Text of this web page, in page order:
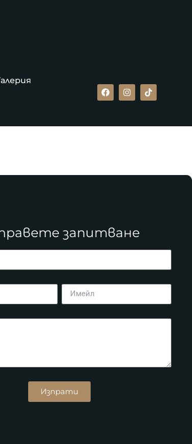
запитване
Изпрати